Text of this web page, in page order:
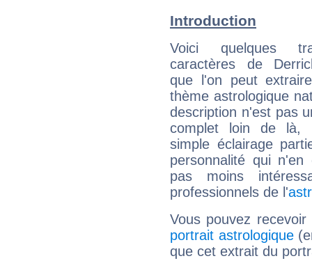
Introduction
Voici quelques
caractères de
que l'on peut
thème astrologique
description n'est pas
complet loin de là,
simple éclairage
personnalité qui n'en
pas moins
professionnels de l'
Vous pouvez
portrait astrologique
que cet extrait du